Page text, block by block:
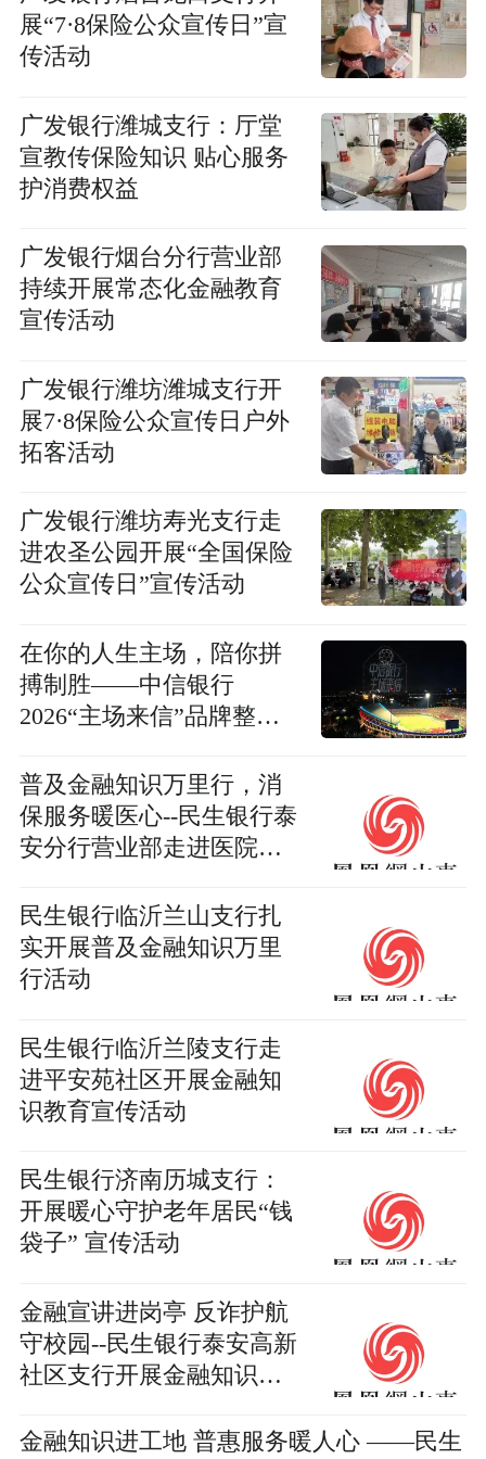
展“7·8保险公众宣传日”宣
传活动
广发银行潍城支行：厅堂
宣教传保险知识 贴心服务
护消费权益
广发银行烟台分行营业部
持续开展常态化金融教育
宣传活动
广发银行潍坊潍城支行开
展7·8保险公众宣传日户外
拓客活动
广发银行潍坊寿光支行走
进农圣公园开展“全国保险
公众宣传日”宣传活动
在你的人生主场，陪你拼
搏制胜——中信银行
2026“主场来信”品牌整合
普及金融知识万里行，消
保服务暖医心--民生银行泰
安分行营业部走进医院开
民生银行临沂兰山支行扎
实开展普及金融知识万里
行活动
民生银行临沂兰陵支行走
进平安苑社区开展金融知
识教育宣传活动
民生银行济南历城支行：
开展暖心守护老年居民“钱
袋子” 宣传活动
金融宣讲进岗亭 反诈护航
守校园--民生银行泰安高新
社区支行开展金融知识教
金融知识进工地 普惠服务暖人心 ——民生